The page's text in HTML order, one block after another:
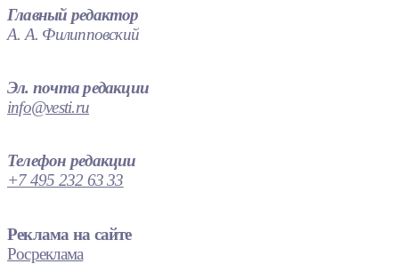
Главный редактор
А. А. Филипповский
Эл. почта редакции
info@vesti.ru
Телефон редакции
+7 495 232 63 33
Реклама на сайте
Росреклама